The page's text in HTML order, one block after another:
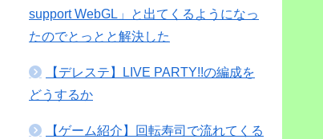
support WebGL」と出てくるようになっ
たのでとっとと解決した
【デレステ】LIVE PARTY!!の編成を
どうするか
【ゲーム紹介】回転寿司で流れてくる